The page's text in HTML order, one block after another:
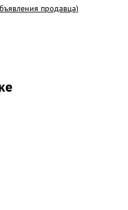
продавца)